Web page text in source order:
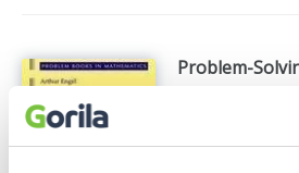
Problem-
A unique
problems from